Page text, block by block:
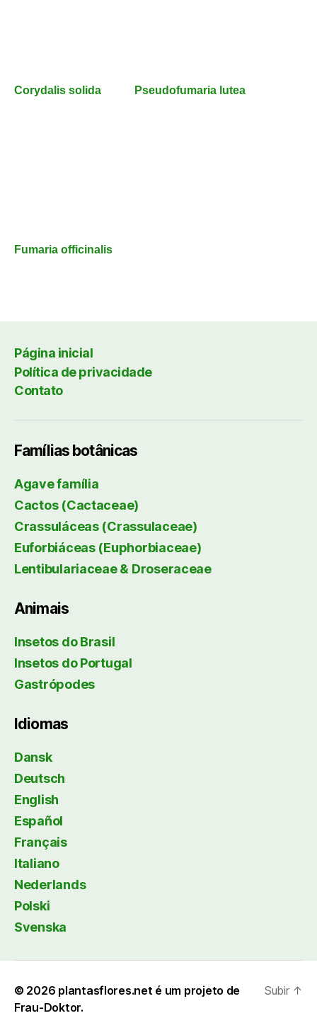
Corydalis solida Pseudofumaria lutea
Fumaria officinalis
Página inicial
Política de privacidade
Contato
Famílias botânicas
Agave família
Cactos (Cactaceae)
Crassuláceas (Crassulaceae)
Euforbiáceas (Euphorbiaceae)
Lentibulariaceae & Droseraceae
Animais
Insetos do Brasil
Insetos do Portugal
Gastrópodes
Idiomas
Dansk
Deutsch
English
Español
Français
Italiano
Nederlands
Polski
Svenska
© 2026 plantasflores.net é um projeto de
Frau-Doktor.
Subir ↑